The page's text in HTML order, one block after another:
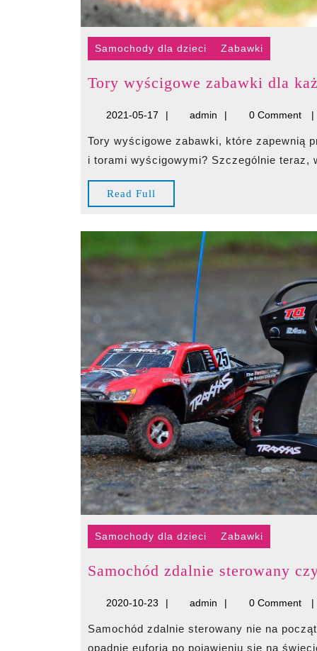
Samochody dla dzieci Zabawki
Tory wyścigowe zabawki dla
2021-05-172021-
17
admin admin 0 Comment
Tory wyścigowe zabawki, które zapewnią prawdziwą frajdę Kto nie lubi bawić się samochodami
i torami wyścigowymi? Szczególnie teraz,
Read Full
Full
Samochody dla dzieci Zabawki
Samochód zdalnie sterowany
2020-10-232020-
23
admin admin 0 Comment
Samochód zdalnie sterowany nie na początek Niemal każdy młody rodzic, kiedy tylko trochę
opadnie euforia po pojawieniu się na